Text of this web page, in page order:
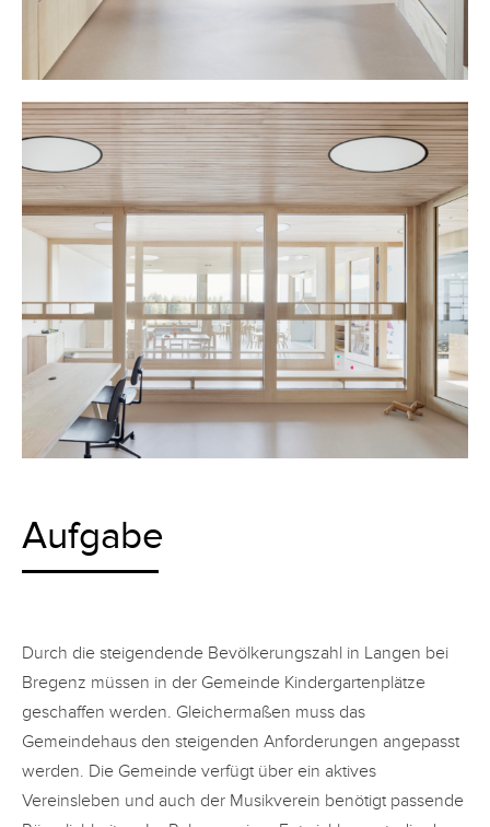
Aufgabe
Durch die steigendende Bevölkerungszahl in Langen bei
Bregenz müssen in der Gemeinde Kindergartenplätze
geschaffen werden. Gleichermaßen muss das
Gemeindehaus den steigenden Anforderungen angepasst
werden. Die Gemeinde verfügt über ein aktives
Vereinsleben und auch der Musikverein benötigt passende